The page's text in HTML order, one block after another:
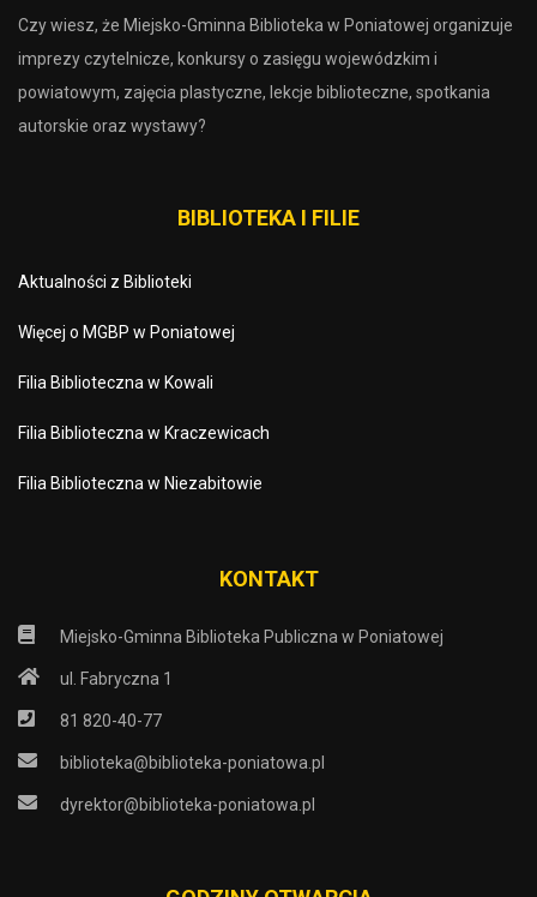
Czy wiesz, że Miejsko-Gminna Biblioteka w Poniatowej organizuje
imprezy czytelnicze, konkursy o zasięgu wojewódzkim i
powiatowym, zajęcia plastyczne, lekcje biblioteczne, spotkania
autorskie oraz wystawy?
BIBLIOTEKA I FILIE
Aktualności z Biblioteki
Więcej o MGBP w Poniatowej
Filia Biblioteczna w Kowali
Filia Biblioteczna w Kraczewicach
Filia Biblioteczna w Niezabitowie
KONTAKT
Miejsko-Gminna Biblioteka Publiczna w Poniatowej
ul. Fabryczna 1
81 820-40-77
biblioteka@biblioteka-poniatowa.pl
dyrektor@biblioteka-poniatowa.pl